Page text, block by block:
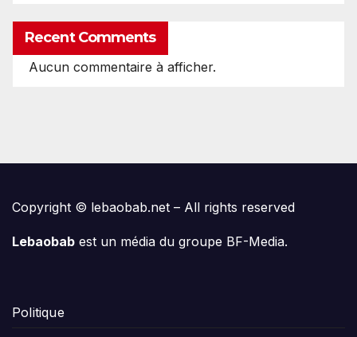
Recent Comments
Aucun commentaire à afficher.
Copyright © lebaobab.net – All rights reserved
Lebaobab est un média du groupe BF-Media.
Politique